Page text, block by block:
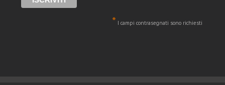
* I campi contrasegnati sono richiesti